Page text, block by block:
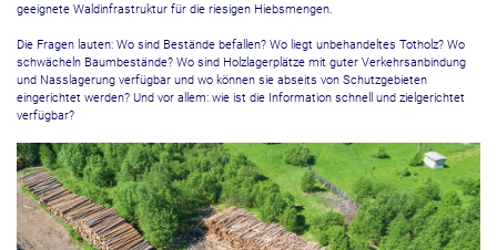
geeignete Waldinfrastruktur für die riesigen Hiebsmengen.
Die Fragen lauten: Wo sind Bestände befallen? Wo liegt unbehandeltes Totholz? Wo
schwächeln Baumbestände? Wo sind Holzlagerplätze mit guter Verkehrsanbindung
und Nasslagerung verfügbar und wo können sie abseits von Schutzgebieten
eingerichtet werden? Und vor allem: wie ist die Information schnell und zielgerichtet
verfügbar?